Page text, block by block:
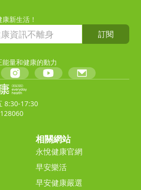
新生活！
訂閱
量和健康的動力
8:30-17:30
相關網站
永悅健康官網
早安樂活
早安健康嚴選